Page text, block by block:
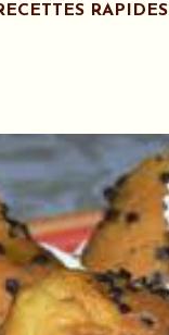
RAPIDES